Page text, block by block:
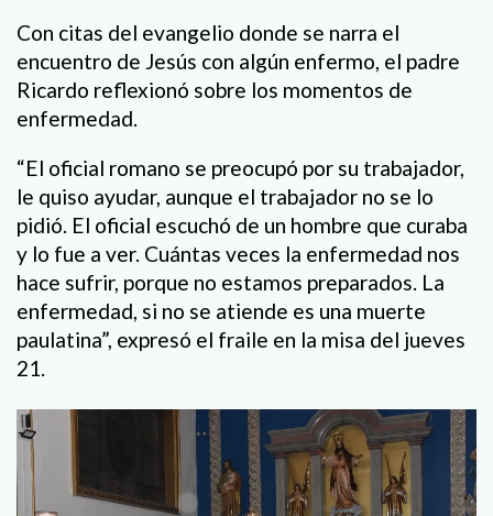
Con citas del evangelio donde se narra el
encuentro de Jesús con algún enfermo, el padre
Ricardo reflexionó sobre los momentos de
enfermedad.
“El oficial romano se preocupó por su trabajador,
le quiso ayudar, aunque el trabajador no se lo
pidió. El oficial escuchó de un hombre que curaba
y lo fue a ver. Cuántas veces la enfermedad nos
hace sufrir, porque no estamos preparados. La
enfermedad, si no se atiende es una muerte
paulatina”, expresó el fraile en la misa del jueves
21.